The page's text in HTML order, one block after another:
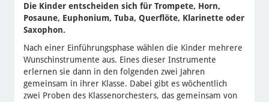
Die Kinder entscheiden sich für Trompete, Horn,
Posaune, Euphonium, Tuba, Querflöte, Klarinette oder
Saxophon.
Nach einer Einführungsphase wählen die Kinder mehrere
Wunschinstrumente aus. Eines dieser Instrumente
erlernen sie dann in den folgenden zwei Jahren
gemeinsam in ihrer Klasse. Dabei gibt es wöchentlich
zwei Proben des Klassenorchesters, das gemeinsam von